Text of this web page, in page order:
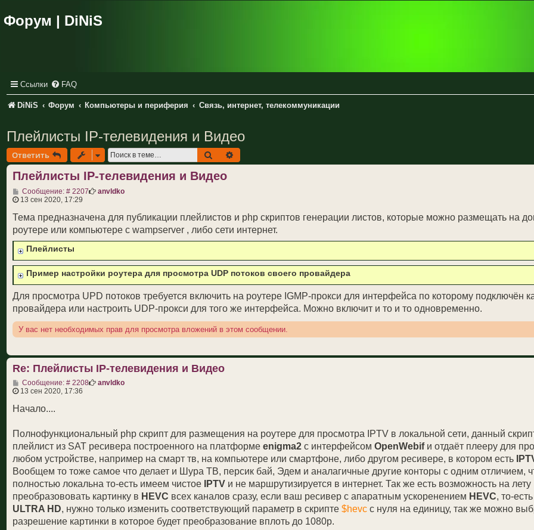
Форум | DiNiS
Ссылки FAQ
DiNiS Форум Компьютеры и периферия Связь, интернет, телекоммуникации
Плейлисты IP-телевидения и Видео
Ответить Поиск
Плейлисты IP-телевидения и Видео
Сообщение: # 2207С
б
е
н
anvldko
13 сен 2020, 17:29
Тема предназначена для публикации плейлистов и php скриптов генерации листов, которые можно размещать на
роутере или компьютере с wampserver , либо сети интернет.
Плейлисты
Пример настройки роутера для просмотра UDP потоков своего провайдера
Для просмотра UPD потоков требуется включить на роутере IGMP-прокси для интерфейса по которому подключён
провайдера или настроить UDP-прокси для того же интерфейса. Можно включит и то и то одновременно.
У вас нет необходимых прав для просмотра вложений в этом сообщении.
Re: Плейлисты IP-телевидения и Видео
Сообщение: # 2208С
н
е
anvldko
13 сен 2020, 17:36
Начало....
Полнофункциональный php скрипт для размещения на роутере для просмотра IPTV в локальной сети, данный
плейлист из SAT ресивера построенного на платформе enigma2 с интерфейсом OpenWebifи отдаёт плееру для
любом устройстве, например на смарт тв, на компьютере или смартфоне, либо другом ресивере, в котором есть
Вообщем то тоже самое что делает и Шура ТВ, персик бай, Эдем и аналагичные другие конторы с одним отличием,
полностью локальна то-есть имеем чистое
IPTV и не маршрутизируется в интернет. Так же есть возможность на лету
преобразововать картинку в HEVC всех каналов сразу, если ваш ресивер с апаратным ускоренением HEVC, то-
ULTRA HD, нужно только изменить соответствующий параметр в скрипте $hevc с нуля на единицу, так же можно
разрешение картинки в которое будет преобразование вплоть до 1080p.